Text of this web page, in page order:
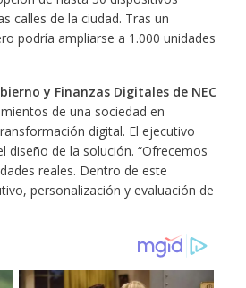
calles de la ciudad. Tras un
podría ampliarse a 1.000 unidades
y Finanzas Digitales de NEC
de una sociedad en
digital. El ejecutivo
diseño de la solución. “Ofrecemos
reales. Dentro de este
personalización y evaluación de